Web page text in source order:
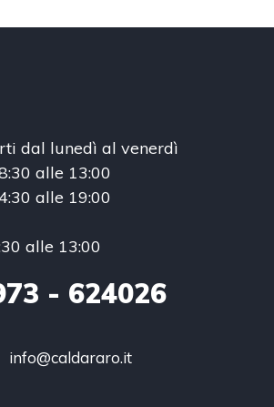
dal lunedì al venerdì
alle 13:00
alle 19:00
alle 13:00
- 624026
info@caldararo.it